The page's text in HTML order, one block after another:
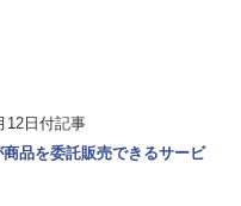
12日付記事
品を委託販売できるサービ